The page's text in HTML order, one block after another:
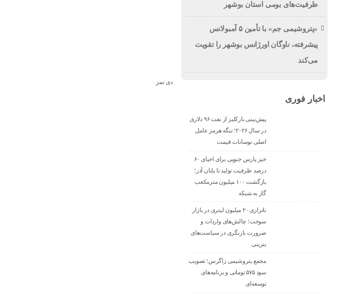
ظرفیت‌های بومی استان بوشهر
«پتروشیمی جم» با تأمین ۵ آمبولانس
پیشرفته، ناوگان اورژانس بوشهر را تقویت
می‌کند
اخبار فوری
پیش‌بینی بارکلیز از نفت ۹۶ دلاری
در سال ۲۰۲۶؛ تنگه هرمز عامل
اصلی نوسانات قیمت
خیز پارس جنوبی برای احیای ۶۰
درصد ظرفیت تولید تا پایان آذر؛
بازگشت ۱۰۰ میلیون مترمکعب
گاز به شبکه
ناترازی ۲۰ میلیون لیتری در بازار
سوخت؛ چالش‌های واردات و
ضرورت بازنگری در سیاست‌های
بنزینی
مجمع پتروشیمی زاگرس؛ تصویب
سود ۵۷۵ تومانی و برنامه‌های
توسعه‌ای
دی تمز